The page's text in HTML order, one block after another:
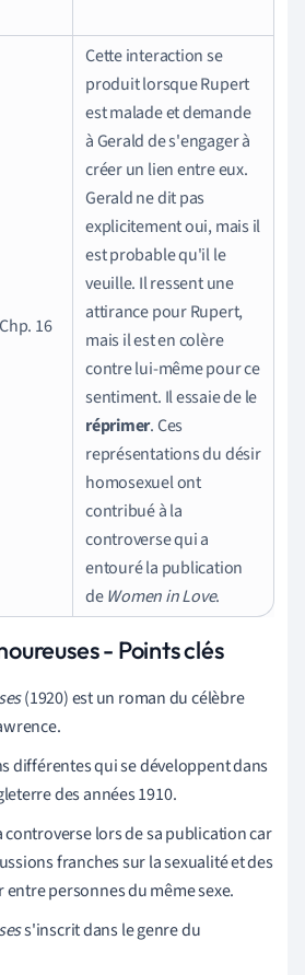
Chp. 16
Cette interaction se
produit lorsque Rupert
est malade et demande
à Gerald de s'engager à
créer un lien entre eux.
Gerald ne dit pas
explicitement oui, mais il
est probable qu'il le
veuille. Il ressent une
attirance pour Rupert,
mais il est en colère
contre lui-même pour ce
sentiment. Il essaie de le
réprimer. Ces
représentations du désir
homosexuel ont
contribué à la
controverse qui a
entouré la publication
deWomen in Love.
- Points clés
(1920) est un roman du célèbre
différentes qui se développent dans
des années 1910.
controverse lors de sa publication car
franches sur la sexualité et des
entre personnes du même sexe.
s'inscrit dans le genre du